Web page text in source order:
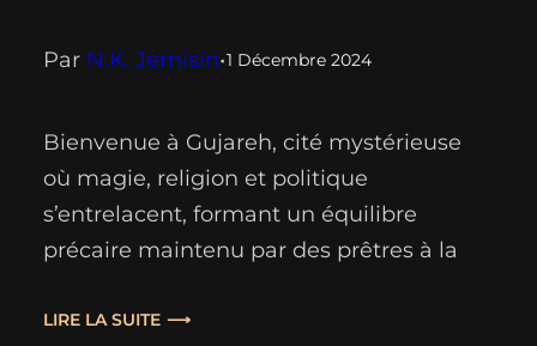
Par N.K. Jemisin•1 Décembre 2024
Bienvenue à Gujareh, cité mystérieuse
où magie, religion et politique
s’entrelacent, formant un équilibre
précaire maintenu par des prêtres à la
vampires sur les bords. Prêt·e à découvrir
LIRE LA SUITE